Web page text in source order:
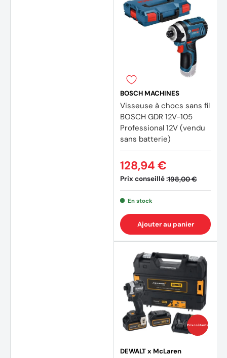
BOSCH MACHINES
Visseuse à chocs sans fil
BOSCH GDR 12V-105
Professional 12V (vendu
sans batterie)
Prix conseillé :198,00 €
128,94 €
En stock
Ajouter au panier
Prix coûtants
DEWALT x McLaren